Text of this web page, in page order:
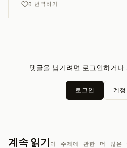
0 번역하기
댓글을 남기려면 로그인하거
로그인 계
계속 읽기 이 주제에 관한 더 많은